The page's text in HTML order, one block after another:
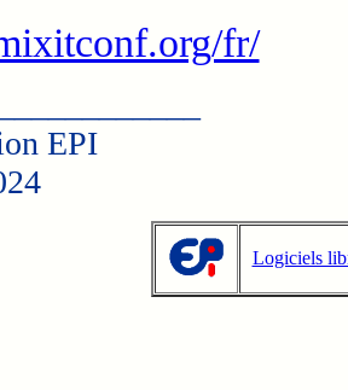
fr/
EPI
Logiciels